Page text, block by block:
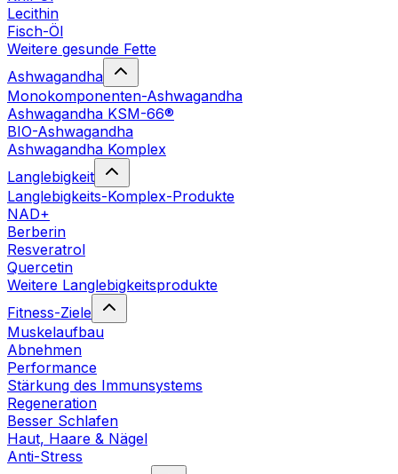
Lecithin
Fisch-Öl
Weitere gesunde Fette
Ashwagandha
Monokomponenten-Ashwagandha
Ashwagandha KSM-66®
BIO-Ashwagandha
Ashwagandha Komplex
Langlebigkeit
Langlebigkeits-Komplex-Produkte
NAD+
Berberin
Resveratrol
Quercetin
Weitere Langlebigkeitsprodukte
Fitness-Ziele
Muskelaufbau
Abnehmen
Performance
Stärkung des Immunsystems
Regeneration
Besser Schlafen
Haut, Haare & Nägel
Anti-Stress